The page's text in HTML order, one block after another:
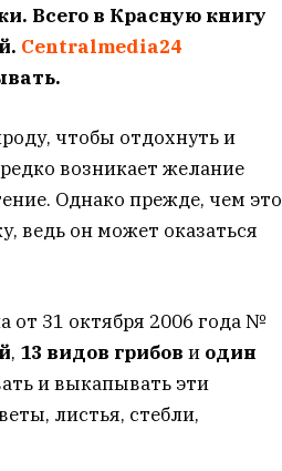
Всего в Красную книгу
Сentralmedia24
чтобы отдохнуть и
возникает желание
Однако прежде, чем это
ведь он может оказаться
от 31 октября 2006 года №
, 13 видов грибов и один
и выкапывать эти
листья, стебли,